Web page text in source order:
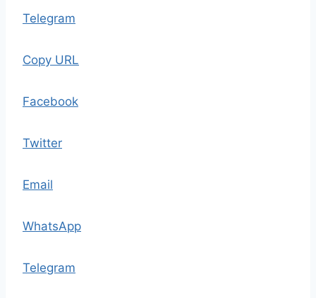
Telegram
Copy URL
Facebook
Twitter
Email
WhatsApp
Telegram